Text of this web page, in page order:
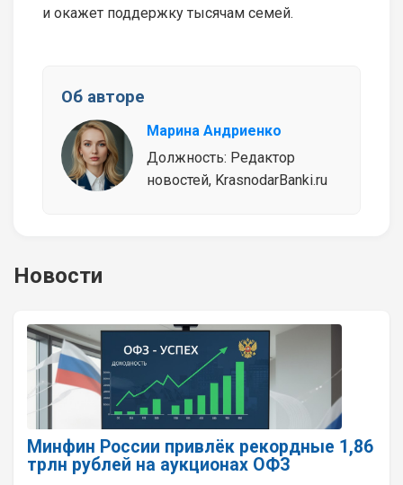
и окажет поддержку тысячам семей.
Об авторе
Марина Андриенко
Должность: Редактор
новостей, KrasnodarBanki.ru
Новости
Минфин России привлёк рекордные 1,86
трлн рублей на аукционах ОФЗ